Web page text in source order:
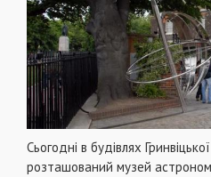
Сьогодні в будівлях
розташований музей